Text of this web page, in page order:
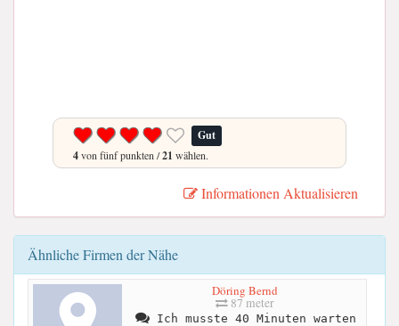
Gut
4von fünf punkten /21 wählen.
Informationen Aktualisieren
Ähnliche Firmen der Nähe
Döring Bernd
87 meter
Ich musste 40 Minuten warten